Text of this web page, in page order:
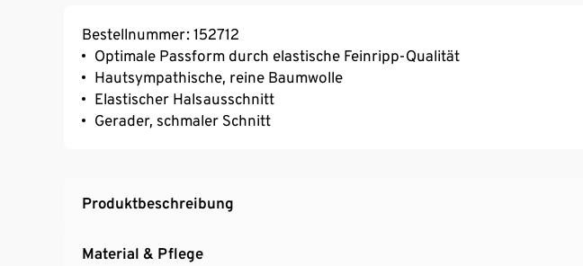
Bestellnummer: 152712
Optimale Passform durch elastische Feinripp-Qualität
Hautsympathische, reine Baumwolle
Elastischer Halsausschnitt
Gerader, schmaler Schnitt
Produktbeschreibung
Material & Pflege